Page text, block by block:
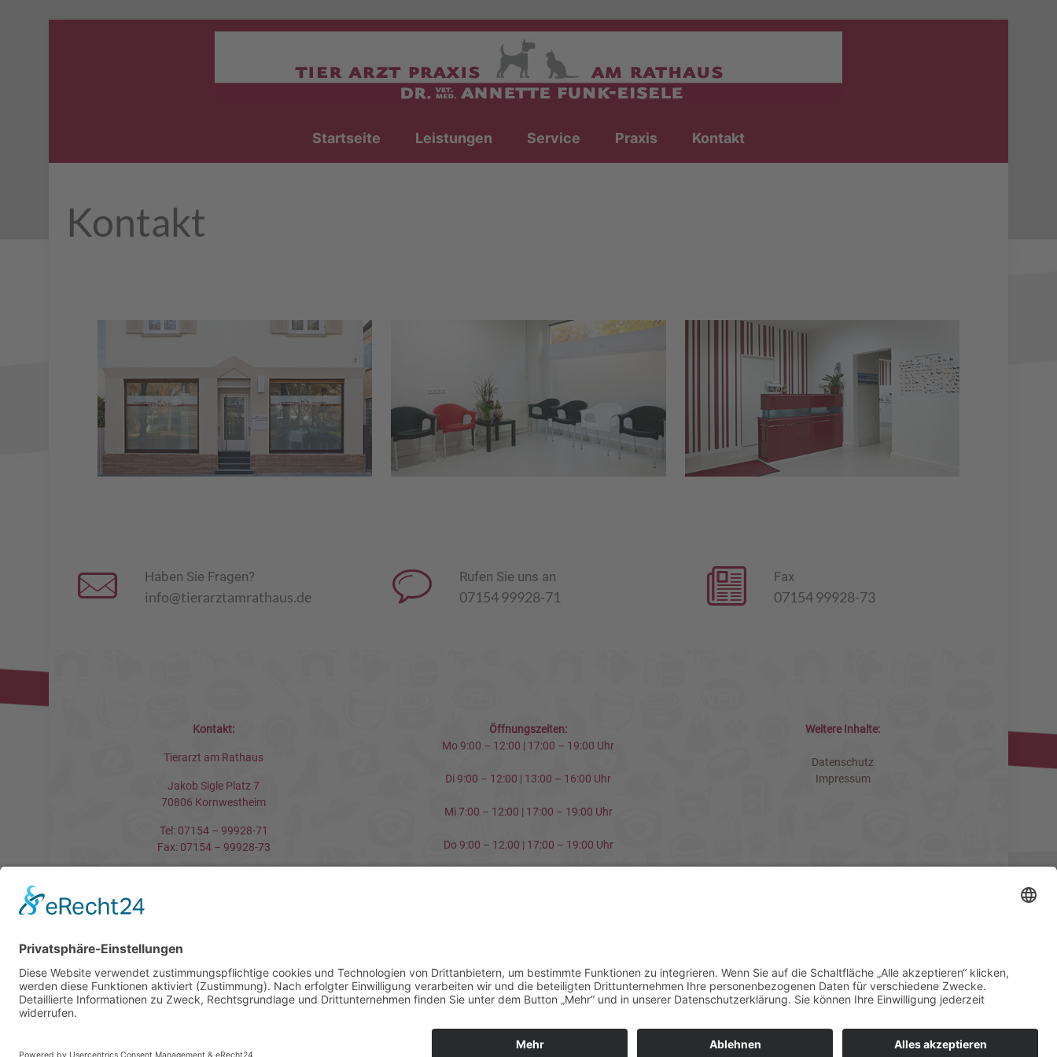
Startseite Leistungen Service Praxis Kontakt
Kontakt
Haben Sie Fragen?
info@tierarztamrathaus.de
Rufen Sie uns an
07154 99928-71
Fax
07154 99928-73
Kontakt:
Tierarzt am Rathaus
Jakob Sigle Platz 7
70806 Kornwestheim
Tel: 07154 – 99928-71
Fax: 07154 – 99928-73
Öffnungszeiten:
Mo 9:00 – 12:00 | 17:00 – 19:00 Uhr
Di 9:00 – 12:00 | 13:00 – 16:00 Uhr
Mi 7:00 – 12:00 | 17:00 – 19:00 Uhr
Do 9:00 – 12:00 | 17:00 – 19:00 Uhr
Weitere Inhalte:
Datenschutz
Impressum
© 2019 Copyright –Menzel-Technik.de